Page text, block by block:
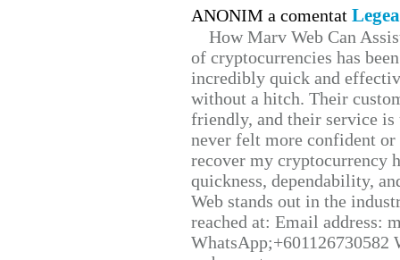
ANONIM a comentat
How Marv Web Can
of cryptocurrencies has
incredibly quick and
without a hitch. Their
friendly, and their service
never felt more confident
recover my cryptocurrency
quickness, dependability,
Web stands out in the
reached at: Email address: